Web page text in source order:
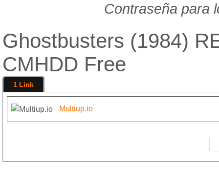
Contraseña para
Ghostbusters (1984)
CMHDD Free
1 Link
Multiup.io